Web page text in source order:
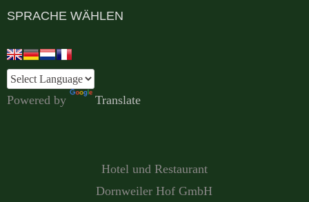
SPRACHE WÄHLEN
Powered by Translate
Hotel und Restaurant
Dornweiler Hof GmbH